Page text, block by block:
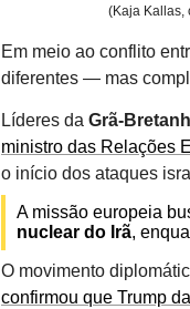
(Kaja Kallas,
Em meio ao conflito
diferentes — mas
Líderes da Grã-
ministro das Relações
o início dos ataques
A missão europeia
nuclear do Irã,
O movimento
confirmou que Trump